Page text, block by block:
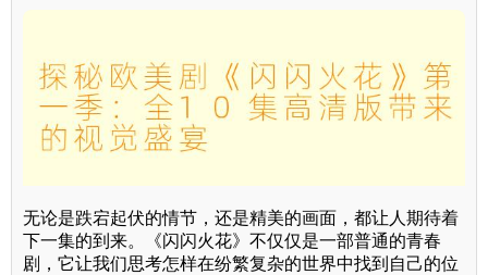
无论是跌宕起伏的情节，还是精美的画面，都让人期待着
下一集的到来。《闪闪火花》不仅仅是一部普通的青春
剧，它让我们思考怎样在纷繁复杂的世界中找到自己的位